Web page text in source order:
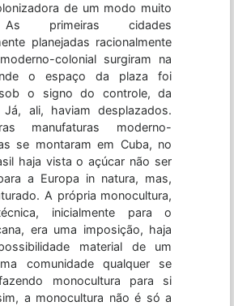
de um modo muito
primeiras cidades
planejadas racionalmente
colonial surgiram na
o espaço da plaza foi
o signo do controle, da
Já, ali, haviam desplazados.
manufaturas moderno-
se montaram em Cuba, no
haja vista o açúcar não ser
a Europa in natura, mas,
A própria monocultura,
inicialmente para o
era uma imposição, haja
material de um
comunidade qualquer se
monocultura para si
a monocultura não é só a